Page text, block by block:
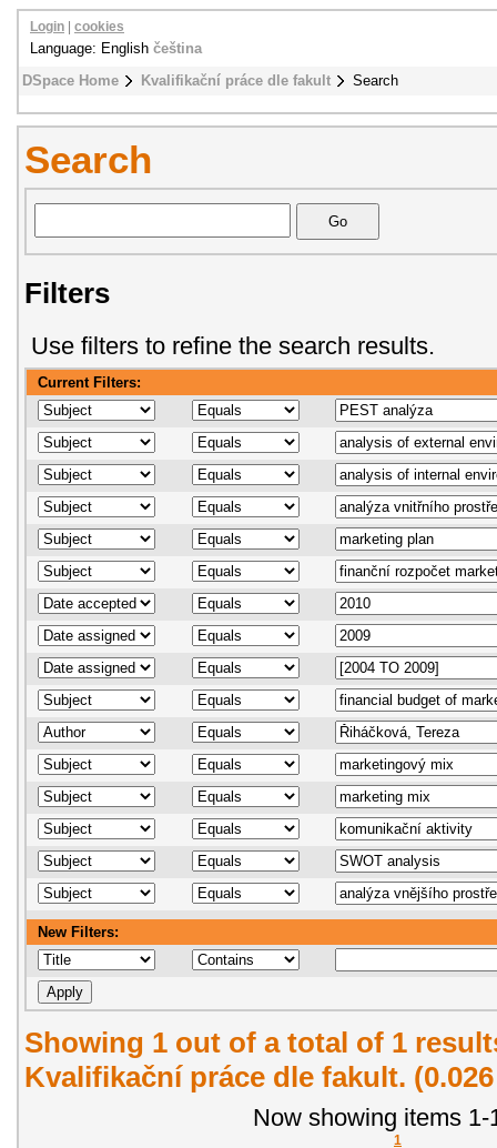
DSpace Home Kvalifikační práce dle fakult Search
Login cookies
Language: English čeština
Search
Filters
Use filters to refine the search results.
Current Filters:
New Filters:
Showing 1 out of a total of 1
Kvalifikační práce dle fakult.
Now showing items 1-
1